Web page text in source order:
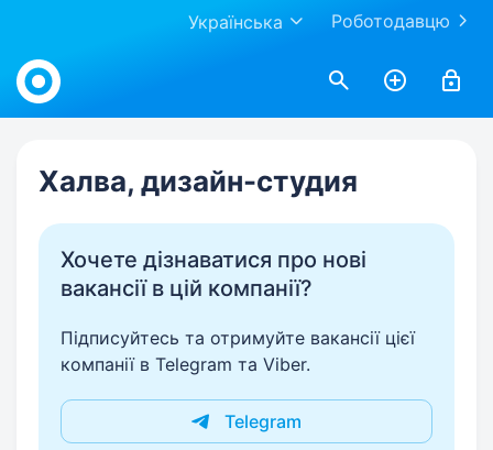
Роботодавцю
Українська
Work.ua
Халва, дизайн-студия
Хочете дізнаватися про нові
вакансії в цій компанії?
Підписуйтесь та отримуйте вакансії цієї
компанії в Telegram та Viber.
Telegram